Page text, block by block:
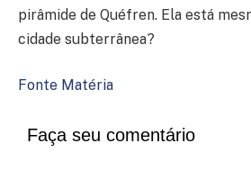
pirâmide de Quéfren. Ela está
cidade subterrânea?
Fonte Matéria
Faça seu comentário